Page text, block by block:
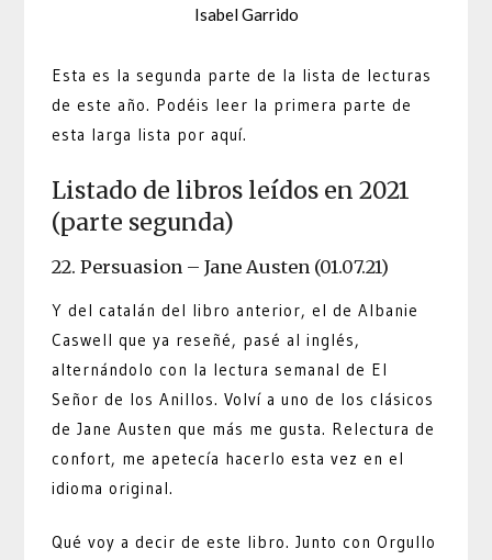
Isabel Garrido
Esta es la segunda parte de la lista de lecturas
de este año. Podéis leer la primera parte de
esta larga lista por aquí.
Listado de libros leídos en 2021
(parte segunda)
22. Persuasion – Jane Austen (01.07.21)
Y del catalán del libro anterior, el de Albanie
Caswell que ya reseñé, pasé al inglés,
alternándolo con la lectura semanal de El
Señor de los Anillos. Volví a uno de los clásicos
de Jane Austen que más me gusta. Relectura de
confort, me apetecía hacerlo esta vez en el
idioma original.
Qué voy a decir de este libro. Junto con Orgullo